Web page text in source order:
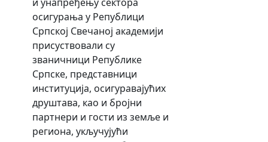
д
а
Р
е
п
у
б
л
и
к
г
о
д
и
н
у
2
0
2
1
.
г
о
д
и
и
б
л
и
к
е
С
р
п
с
к
н
д
а
Р
е
п
у
б
л
и
осигурања у Републици
Српској Свечаној академији
присуствовали су
званичници Републике
Српске, представници
институција, осигуравајућих
друштава, као и бројни
партнери и гости из земље и
региона, укључујући